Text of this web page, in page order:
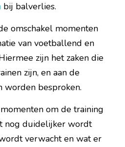
bij balverlies.
omschakel momenten
van voetballend en
zijn het zaken die
zijn, en aan de
worden besproken.
om de training
nog duidelijker wordt
verwacht en wat er